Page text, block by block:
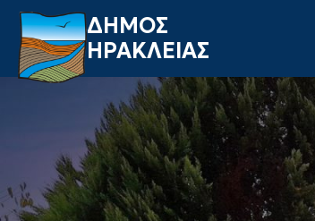
ΔΗΜΟΣ
ΗΡΑΚΛΕΙΑΣ